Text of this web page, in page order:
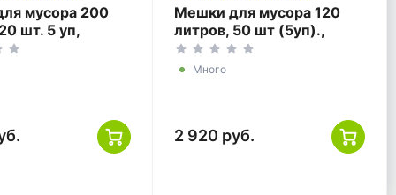
мусора 200
шт. 5 уп,
Мешки для мусора 120
литров, 50 шт (5уп).,
черные
Много
2 920 руб.